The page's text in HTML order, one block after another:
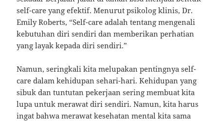
self-care yang efektif. Menurut psikolog klinis, Dr.
Emily Roberts, “Self-care adalah tentang mengenali
kebutuhan diri sendiri dan memberikan perhatian
yang layak kepada diri sendiri.”
Namun, seringkali kita melupakan pentingnya self-
care dalam kehidupan sehari-hari. Kehidupan yang
sibuk dan tuntutan pekerjaan sering membuat kita
lupa untuk merawat diri sendiri. Namun, kita harus
ingat bahwa merawat kesehatan mental kita sama